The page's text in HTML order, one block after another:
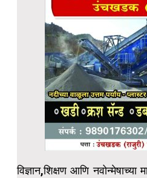
विज्ञान,शिक्षण आणि नवोन्मेषाच्या